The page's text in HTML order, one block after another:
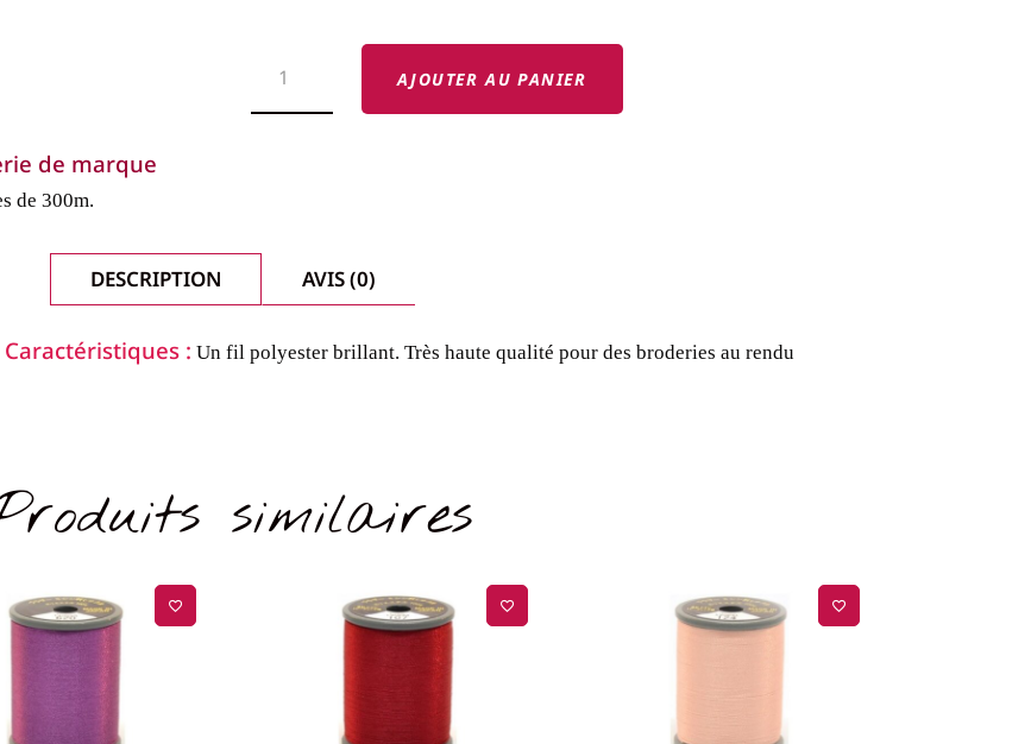
de marque
de 300m.
BROTHER
AJOUTER AU PANIER
DESCRIPTION AVIS (0)
Caractéristiques : Un fil polyester brillant. Très haute qualité pour des broderies au rendu
similaires